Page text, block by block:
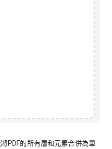
PDF的所有層和元素合併為單